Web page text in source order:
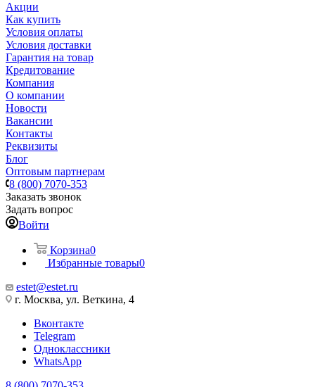
Акции
Как купить
Условия оплаты
Условия доставки
Гарантия на товар
Кредитование
Компания
О компании
Новости
Вакансии
Контакты
Реквизиты
Блог
Оптовым партнерам
8 (800) 7070-353
Заказать звонок
Задать вопрос
Войти
Корзина0
Избранные товары0
estet@estet.ru
г. Москва, ул. Веткина, 4
Вконтакте
Telegram
Одноклассники
WhatsApp